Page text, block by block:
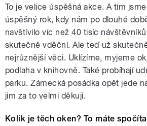
To je velice úspěšná akce. A tím
úspěšný rok, kdy nám po dlouhé
navštívilo víc než 40 tisíc
skutečně vděční. Ale teď už
nejrůznější věci. Uklízíme, myjeme
podlaha v knihovně. Také probíhají
parku. Zámecká posádka opět jede
jim za to velmi děkuji.
Kolik je těch oken? To máte